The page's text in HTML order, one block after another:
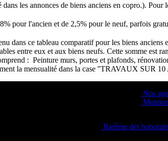
les annonces de biens anciens en copro.).
pour l'ancien et de 2,5% pour le neuf, parfois
dans ce tableau comparatif pour les biens
entre eux et aux biens neufs. Cette somme est
: Peinture murs, portes et plafonds,
la mensualité dans la case ''TRAVAUX SUR
Nos
Barême des